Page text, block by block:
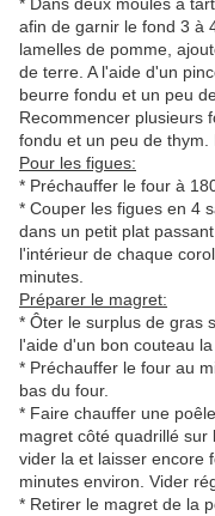
afin de garnir le fond 3 à
lamelles de pomme,
de terre. A l'aide d'un
beurre fondu et un peu
Recommencer plusieurs
fondu et un peu de thym.
Pour les figues:
* Préchauffer le four à
* Couper les figues en 4
dans un petit plat
l'intérieur de chaque
minutes.
Préparer le magret:
* Ôter le surplus de gras
l'aide d'un bon couteau
* Préchauffer le four au
bas du four.
* Faire chauffer une
magret côté quadrillé sur
vider la et laisser encore
minutes environ. Vider
* Retirer le magret de la